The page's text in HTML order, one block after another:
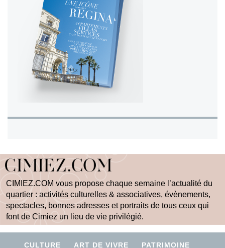
CIMIEZ.COM vous propose chaque semaine l’actualité du
quartier : activités culturelles & associatives, évènements,
spectacles, bonnes adresses et portraits de tous ceux qui
font de Cimiez un lieu de vie privilégié.
CULTURE ART DE VIVRE PATRIMOINE